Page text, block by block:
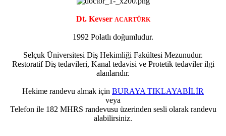
Dt. Kevser ACARTÜRK
1992 Polatlı doğumludur.
Selçuk Üniversitesi Diş Hekimliği Fakültesi Mezunudur.
Restoratif Diş tedavileri, Kanal tedavisi ve Protetik tedaviler ilgi
alanlarıdır.
Hekime randevu almak için BURAYA TIKLAYABİLİR
veya
Telefon ile 182 MHRS randevusu üzerinden sesli olarak randevu
alabilirsiniz.